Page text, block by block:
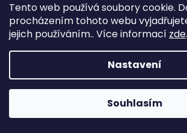
Tento web používá soubory cookie.
procházením tohoto webu
jejich používáním.. Více informací zde.
Nastavení
Souhlasím
DO KOŠÍKU